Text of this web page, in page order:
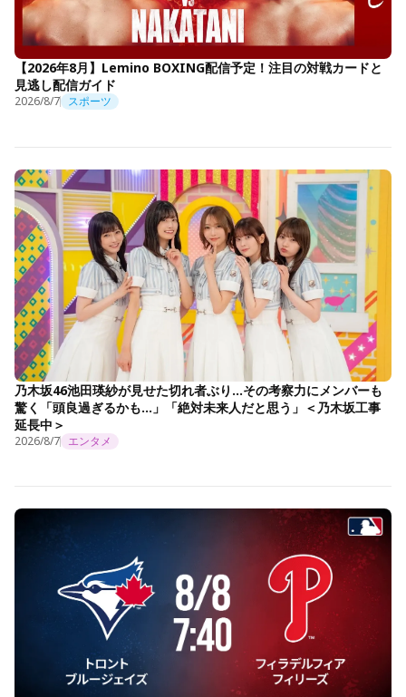
【2026年8月】Lemino BOXING配信予定！注目の対戦カードと
見逃し配信ガイド
2026/8/7 スポーツ
乃木坂46池田瑛紗が見せた切れ者ぶり…その考察力にメンバーも
驚く「頭良過ぎるかも…」「絶対未来人だと思う」＜乃木坂工事
延長中＞
2026/8/7 エンタメ